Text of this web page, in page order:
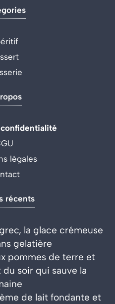
légales
récents
la glace crémeuse
gelatière
pommes de terre et
soir qui sauve la
de lait fondante et